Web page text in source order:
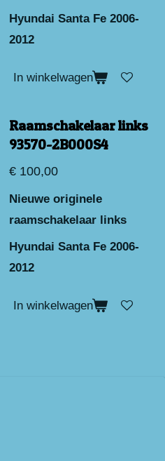
Hyundai Santa Fe 2006-
2012
In winkelwagen
Raamschakelaar links
93570-2B000S4
€ 100,00
Nieuwe originele
raamschakelaar links
Hyundai Santa Fe 2006-
2012
In winkelwagen